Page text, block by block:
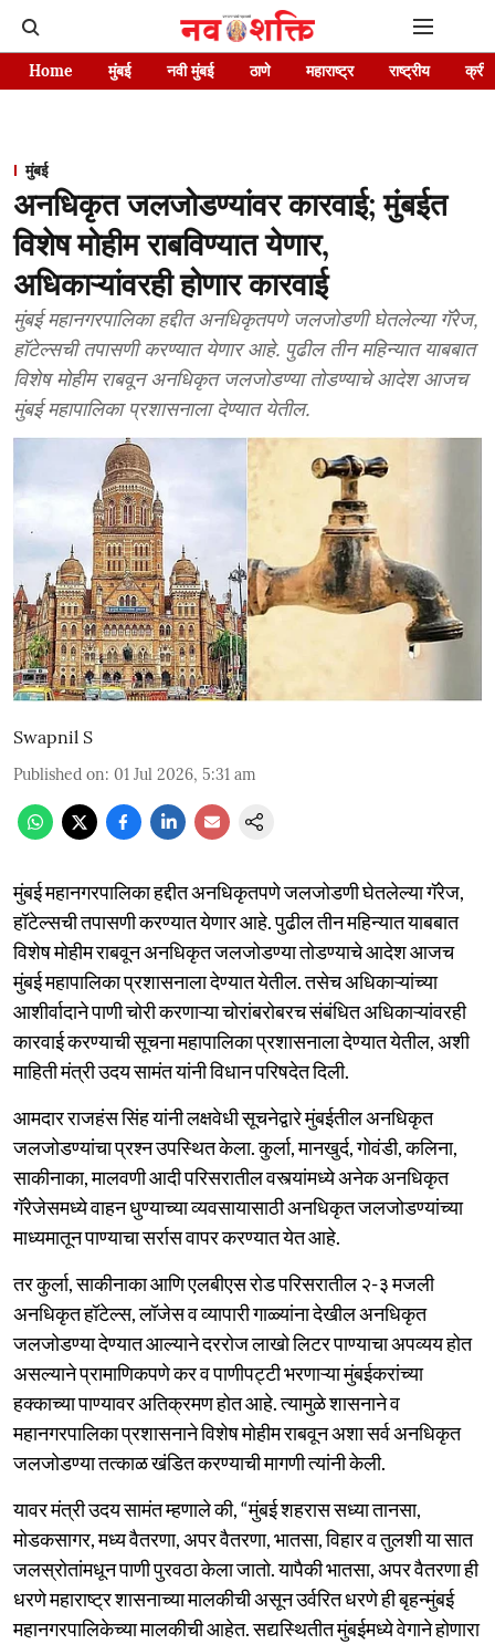
Home मुंबई नवी मुंबई ठाणे महाराष्ट्र राष्ट्रीय
मुंबई
अनधिकृत जलजोडण्यांवर कारवाई; मुंबईत
विशेष मोहीम राबविण्यात येणार,
अधिकाऱ्यांवरही होणार कारवाई
मुंबई महानगरपालिका हद्दीत अनधिकृतपणे जलजोडणी घेतलेल्या गॅरेज,
हॉटेल्सची तपासणी करण्यात येणार आहे. पुढील तीन महिन्यात याबबात
विशेष मोहीम राबवून अनधिकृत जलजोडण्या तोडण्याचे आदेश आजच
मुंबई महापालिका प्रशासनाला देण्यात येतील.
Swapnil S
Published on: 01 Jul 2026, 5:31 am
मुंबई महानगरपालिका हद्दीत अनधिकृतपणे जलजोडणी घेतलेल्या गॅरेज,
हॉटेल्सची तपासणी करण्यात येणार आहे. पुढील तीन महिन्यात याबबात
विशेष मोहीम राबवून अनधिकृत जलजोडण्या तोडण्याचे आदेश आजच
मुंबई महापालिका प्रशासनाला देण्यात येतील. तसेच अधिकाऱ्यांच्या
आशीर्वादाने पाणी चोरी करणाऱ्या चोरांबरोबरच संबंधित अधिकाऱ्यांवरही
कारवाई करण्याची सूचना महापालिका प्रशासनाला देण्यात येतील, अशी
माहिती मंत्री उदय सामंत यांनी विधान परिषदेत दिली.
आमदार राजहंस सिंह यांनी लक्षवेधी सूचनेद्वारे मुंबईतील अनधिकृत
जलजोडण्यांचा प्रश्न उपस्थित केला. कुर्ला, मानखुर्द, गोवंडी, कलिना,
साकीनाका, मालवणी आदी परिसरातील वस्त्यांमध्ये अनेक अनधिकृत
गॅरेजेसमध्ये वाहन धुण्याच्या व्यवसायासाठी अनधिकृत जलजोडण्यांच्या
माध्यमातून पाण्याचा सर्रास वापर करण्यात येत आहे.
तर कुर्ला, साकीनाका आणि एलबीएस रोड परिसरातील २-३ मजली
अनधिकृत हॉटेल्स, लॉजेस व व्यापारी गाळ्यांना देखील अनधिकृत
जलजोडण्या देण्यात आल्याने दररोज लाखो लिटर पाण्याचा अपव्यय होत
असल्याने प्रामाणिकपणे कर व पाणीपट्टी भरणाऱ्या मुंबईकरांच्या
हक्काच्या पाण्यावर अतिक्रमण होत आहे. त्यामुळे शासनाने व
महानगरपालिका प्रशासनाने विशेष मोहीम राबवून अशा सर्व अनधिकृत
जलजोडण्या तत्काळ खंडित करण्याची मागणी त्यांनी केली.
यावर मंत्री उदय सामंत म्हणाले की, “मुंबई शहरास सध्या तानसा,
मोडकसागर, मध्य वैतरणा, अपर वैतरणा, भातसा, विहार व तुलशी या सात
जलस्रोतांमधून पाणी पुरवठा केला जातो. यापैकी भातसा, अपर वैतरणा ही
धरणे महाराष्ट्र शासनाच्या मालकीची असून उर्वरित धरणे ही बृहन्मुंबई
महानगरपालिकेच्या मालकीची आहेत. सद्यस्थितीत मुंबईमध्ये वेगाने होणारा